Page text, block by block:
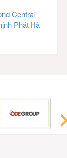
Central
Phát Hà